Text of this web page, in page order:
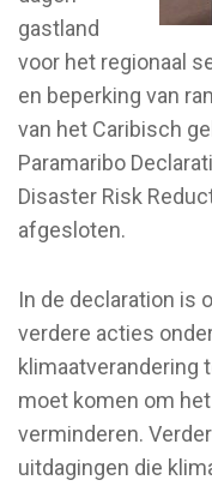
gastland
voor het regionaal
en beperking van
van het Caribisch
Paramaribo
Disaster Risk
afgesloten.
In de declaration is
verdere acties
klimaatverandering
moet komen om
verminderen.
uitdagingen die